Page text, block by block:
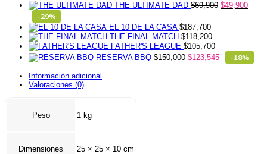
THE ULTIMATE DAD $69,900 $49,900
-29%
EL 10 DE LA CASA $187,700
THE FINAL MATCH $118,200
FATHER'S LEAGUE $105,700
RESERVA BBQ $150,000 $123,545 -18%
Información adicional
Valoraciones (0)
Peso 1 kg
Dimensiones 25 × 25 × 10 cm